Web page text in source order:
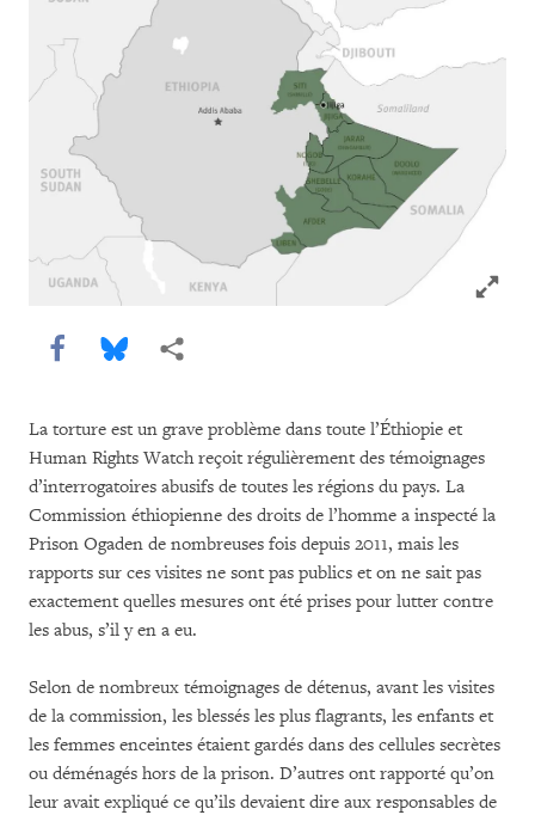
Click
Share this via Facebook
Share this via Bluesky
Share this via Partagez
La torture est un grave problème dans toute l’Éthiopie et
Human Rights Watch reçoit régulièrement des témoignages
d’interrogatoires abusifs de toutes les régions du pays. La
Commission éthiopienne des droits de l’homme a inspecté la
Prison Ogaden de nombreuses fois depuis 2011, mais les
rapports sur ces visites ne sont pas publics et on ne sait pas
exactement quelles mesures ont été prises pour lutter contre
les abus, s’il y en a eu.
Selon de nombreux témoignages de détenus, avant les visites
de la commission, les blessés les plus flagrants, les enfants et
les femmes enceintes étaient gardés dans des cellules secrètes
ou déménagés hors de la prison. D’autres ont rapporté qu’on
leur avait expliqué ce qu’ils devaient dire aux responsables de